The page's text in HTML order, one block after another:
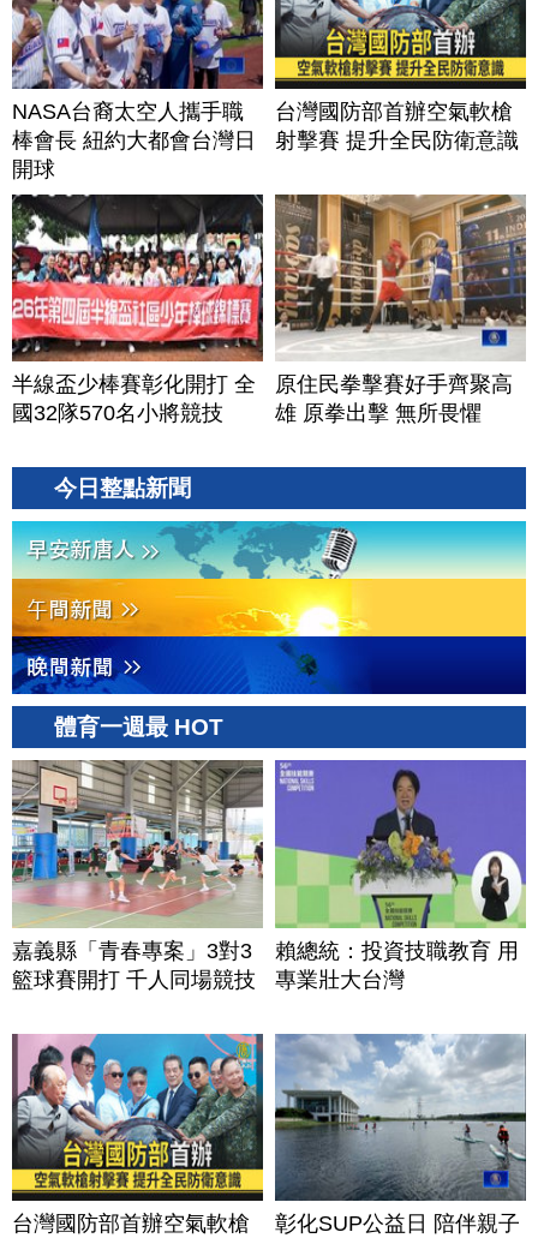
NASA台裔太空人攜手職
棒會長 紐約大都會台灣日
開球
台灣國防部首辦空氣軟槍
射擊賽 提升全民防衛意識
半線盃少棒賽彰化開打 全
國32隊570名小將競技
原住民拳擊賽好手齊聚高
雄 原拳出擊 無所畏懼
今日整點新聞
體育一週最 HOT
嘉義縣「青春專案」3對3
籃球賽開打 千人同場競技
賴總統：投資技職教育 用
專業壯大台灣
台灣國防部首辦空氣軟槍
彰化SUP公益日 陪伴親子